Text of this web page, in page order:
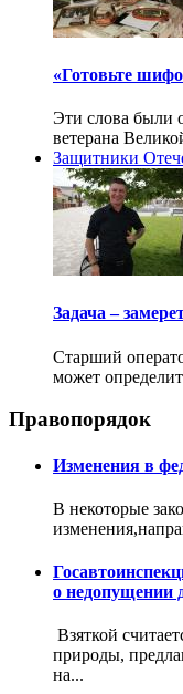
«Готовьте
Эти слова были
ветерана
Защитники
Задача –
Старший
может
Правопорядок
Изменения в
В некоторые
о недопущении
Взяткой
природы,
на...